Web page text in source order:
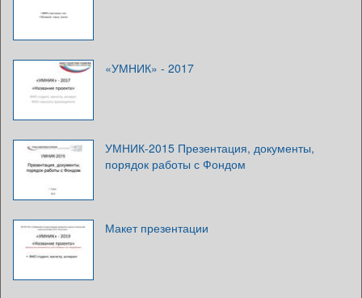
«УМНИК» - 2017
УМНИК-2015 Презентация, документы,
порядок работы с Фондом
Макет презентации